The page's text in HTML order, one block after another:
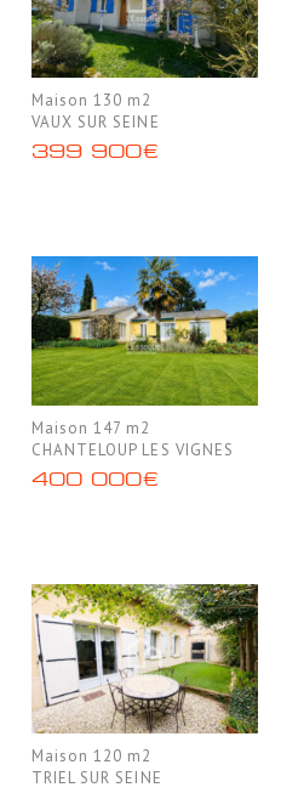
Maison 130 m2
VAUX SUR SEINE
399 900€
Maison 147 m2
CHANTELOUP LES VIGNES
400 000€
Maison 120 m2
TRIEL SUR SEINE